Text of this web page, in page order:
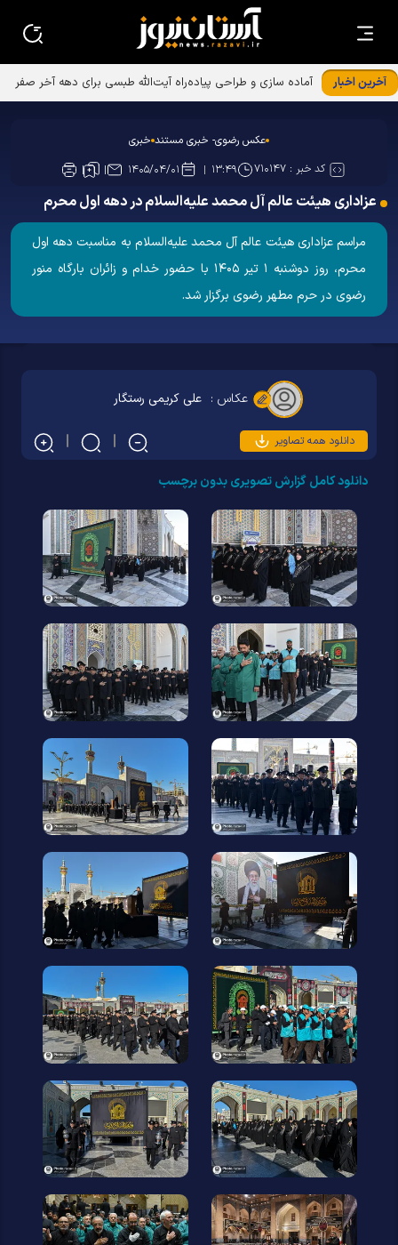
آخرین اخبار
عکس رضوی- خبری مستند خبری
کد خبر : ۷۱۰۱۴۷ ۱۳:۴۹ ۱۴۰۵/۰۴/۰۱
عزاداری هیئت عالم آل محمد علیه‌السلام در دهه اول محرم
مراسم عزاداری هیئت عالم آل محمد علیه‌السلام به مناسبت دهه اول
محرم، روز دوشنبه ۱ تیر ۱۴۰۵ با حضور خدام و زائران بارگاه منور
رضوی در حرم مطهر رضوی برگزار شد.
عکاس : علی کریمی رستگار
دانلود همه تصاویر
دانلود کامل گزارش تصویری بدون برچسب